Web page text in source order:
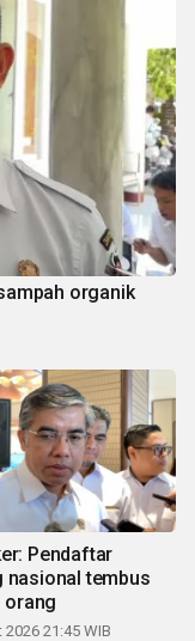
organik
Pendaftar
nasional tembus
orang
21:45 WIB